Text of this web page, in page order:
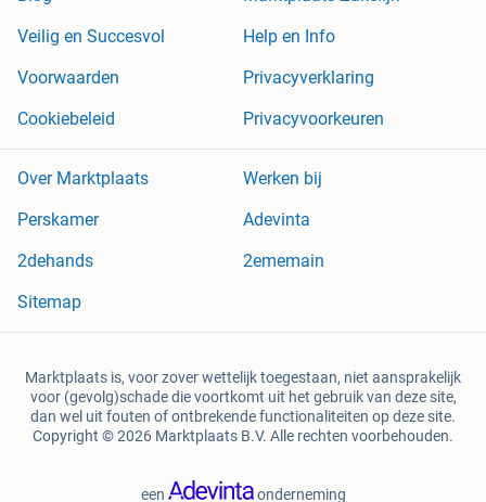
Veilig en Succesvol
Help en Info
Voorwaarden
Privacyverklaring
Cookiebeleid
Privacyvoorkeuren
Over Marktplaats
Werken bij
Perskamer
Adevinta
2dehands
2ememain
Sitemap
Marktplaats is, voor zover wettelijk toegestaan, niet aansprakelijk
voor (gevolg)schade die voortkomt uit het gebruik van deze site,
dan wel uit fouten of ontbrekende functionaliteiten op deze site.
Copyright © 2026 Marktplaats B.V. Alle rechten voorbehouden.
een onderneming